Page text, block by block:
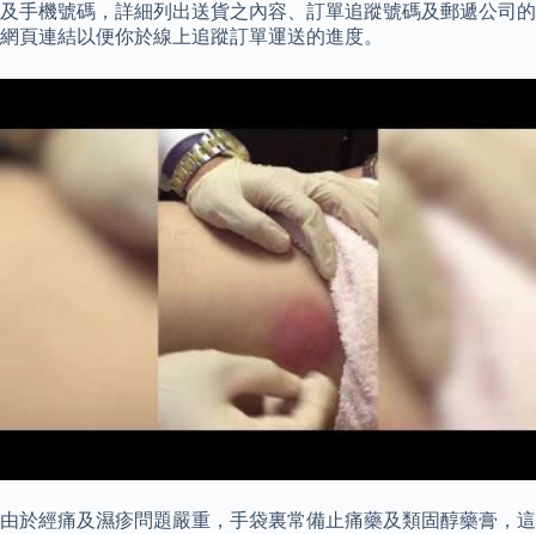
及手機號碼，詳細列出送貨之內容、訂單追蹤號碼及郵遞公司的
網頁連結以便你於線上追蹤訂單運送的進度。
由於經痛及濕疹問題嚴重，手袋裏常備止痛藥及類固醇藥膏，這